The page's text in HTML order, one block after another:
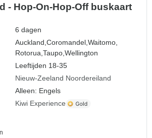
- Hop-On-Hop-Off buskaart
6 dagen
Auckland,Coromandel,Waitomo,
Rotorua,Taupo,Wellington
Leeftijden 18-35
Nieuw-Zeeland Noordereiland
Alleen: Engels
Kiwi Experience